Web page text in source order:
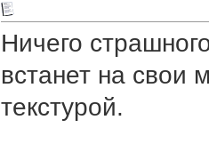
Ничего
встанет на свои
текстурой.